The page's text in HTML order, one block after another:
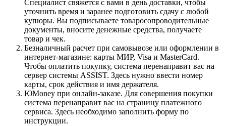
Специалист свяжется с вами в день доставки, чтобы
уточнить время и заранее подготовить сдачу с любой
купюры. Вы подписываете товаросопроводительные
документы, вносите денежные средства, получаете
товар и чек.
Безналичный расчет при самовывозе или оформлении в
интернет-магазине: карты МИР, Visa и MasterCard.
Чтобы оплатить покупку, система перенаправит вас на
сервер системы ASSIST. Здесь нужно ввести номер
карты, срок действия и имя держателя.
ЮMoney при онлайн-заказе. Для совершения покупки
система перенаправит вас на страницу платежного
сервиса. Здесь необходимо заполнить форму по
инструкции.